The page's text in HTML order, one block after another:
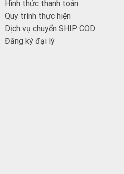
Hình thức thanh toán
Quy trình thực hiện
Dịch vụ chuyển SHIP COD
Đăng ký đại lý